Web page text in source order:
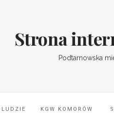
Strona
Podtarnowska
LUDZIE KGW KOMORÓW